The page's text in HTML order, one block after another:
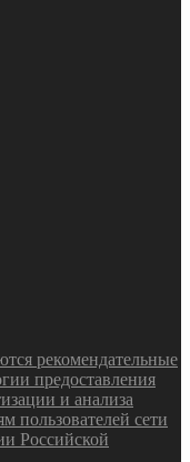
рекомендательные
предоставления
и анализа
пользователей сети
Российской